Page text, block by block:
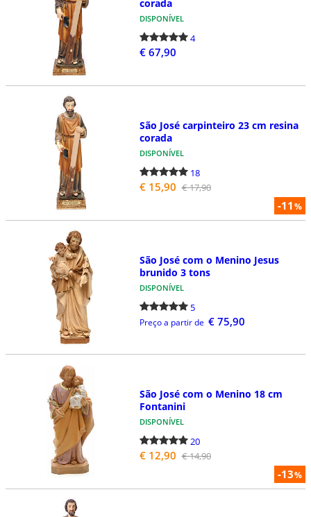
corada
DISPONÍVEL
4
€ 67,90
-11%
São José carpinteiro 23 cm resina
corada
DISPONÍVEL
18
€ 15,90 € 17,90
São José com o Menino Jesus
brunido 3 tons
DISPONÍVEL
5
Preço a partir de € 75,90
-13%
São José com o Menino 18 cm
Fontanini
DISPONÍVEL
20
€ 12,90 € 14,90